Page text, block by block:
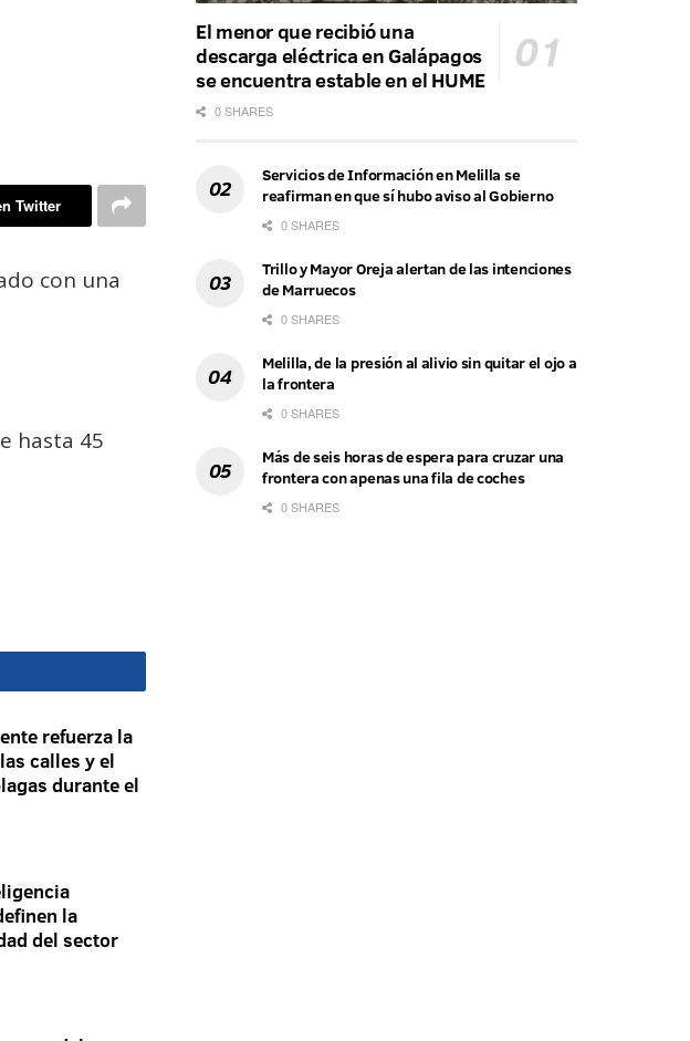
Twitter
con una
hasta 45
refuerza la
calles y el
durante el
la
del sector
El menor que recibió una
descarga eléctrica en Galápagos
se encuentra estable en el HUME
0 SHARES
Servicios de Información en Melilla se
reafirman en que sí hubo aviso al Gobierno
0 SHARES
Trillo y Mayor Oreja alertan de las intenciones
de Marruecos
0 SHARES
Melilla, de la presión al alivio sin quitar el ojo a
la frontera
0 SHARES
Más de seis horas de espera para cruzar una
frontera con apenas una fila de coches
0 SHARES